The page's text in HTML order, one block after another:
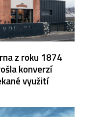
z roku 1874
konverzí
využití